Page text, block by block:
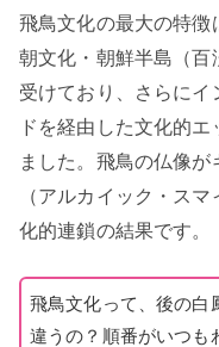
飛鳥文化の最大の特徴
朝文化・朝鮮半島（
受けており、さらに
ドを経由した文化的
ました。飛鳥の仏像
（アルカイック・ス
化的連鎖の結果です。
飛鳥文化って、後の白
違うの？順番がいつも